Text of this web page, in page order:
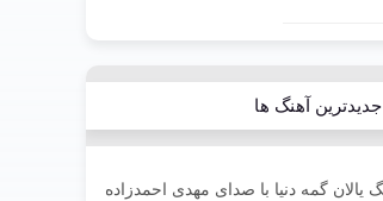
جدیدترین آهنگ ها
یالان گمه دنیا با صدای مهدی احمدزاده